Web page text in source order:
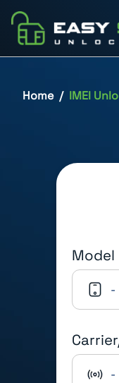
Home IMEI
Model
-
-